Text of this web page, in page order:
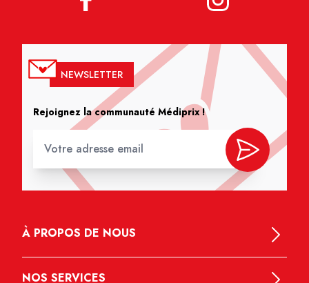
NEWSLETTER
Rejoignez la communauté Médiprix !
À PROPOS DE NOUS
NOS SERVICES